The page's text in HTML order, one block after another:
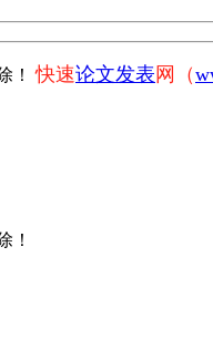
！快速论文发表 网（
！